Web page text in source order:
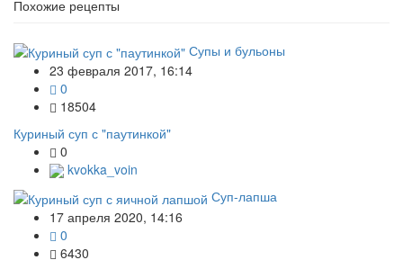
Похожие рецепты
Супы и бульоны
23 февраля 2017, 16:14
0
18504
Куриный суп с "паутинкой"
0
kvokka_voin
Суп-лапша
17 апреля 2020, 14:16
0
6430